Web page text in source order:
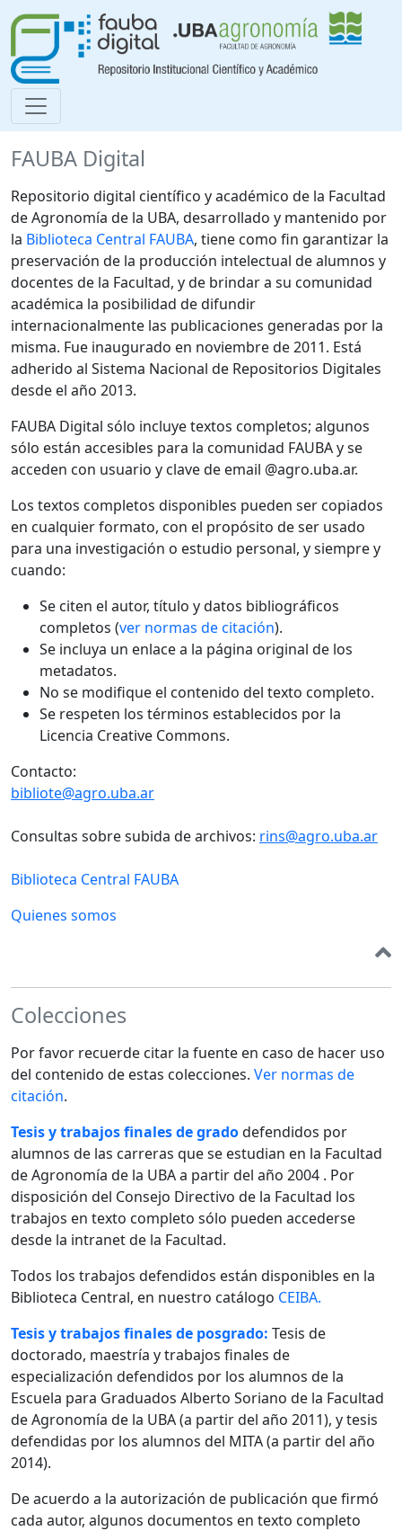
FAUBA Digital
Repositorio digital científico y académico de la Facultad
de Agronomía de la UBA, desarrollado y mantenido por
la Biblioteca Central FAUBA, tiene como fin garantizar la
preservación de la producción intelectual de alumnos y
docentes de la Facultad, y de brindar a su comunidad
académica la posibilidad de difundir
internacionalmente las publicaciones generadas por la
misma. Fue inaugurado en noviembre de 2011. Está
adherido al Sistema Nacional de Repositorios Digitales
desde el año 2013.
FAUBA Digital sólo incluye textos completos; algunos
sólo están accesibles para la comunidad FAUBA y se
acceden con usuario y clave de email @agro.uba.ar.
Los textos completos disponibles pueden ser copiados
en cualquier formato, con el propósito de ser usado
para una investigación o estudio personal, y siempre y
cuando:
Se citen el autor, título y datos bibliográficos
completos (ver normas de citación).
Se incluya un enlace a la página original de los
metadatos.
No se modifique el contenido del texto completo.
Se respeten los términos establecidos por la
Licencia Creative Commons.
Contacto:
bibliote@agro.uba.ar
Consultas sobre subida de archivos: rins@agro.uba.ar
Biblioteca Central FAUBA
Quienes somos
Colecciones
Por favor recuerde citar la fuente en caso de hacer uso
del contenido de estas colecciones. Ver normas de
citación.
Tesis y trabajos finales de gradodefendidos por
alumnos de las carreras que se estudian en la Facultad
de Agronomía de la UBA a partir del año 2004 . Por
disposición del Consejo Directivo de la Facultad los
trabajos en texto completo sólo pueden accederse
desde la intranet de la Facultad.
Todos los trabajos defendidos están disponibles en la
Biblioteca Central, en nuestro catálogo CEIBA.
Tesis y trabajos finales de posgrado: Tesis de
doctorado, maestría y trabajos finales de
especialización defendidos por los alumnos de la
Escuela para Graduados Alberto Soriano de la Facultad
de Agronomía de la UBA (a partir del año 2011), y tesis
defendidas por los alumnos del MITA (a partir del año
2014).
De acuerdo a la autorización de publicación que firmó
cada autor, algunos documentos en texto completo